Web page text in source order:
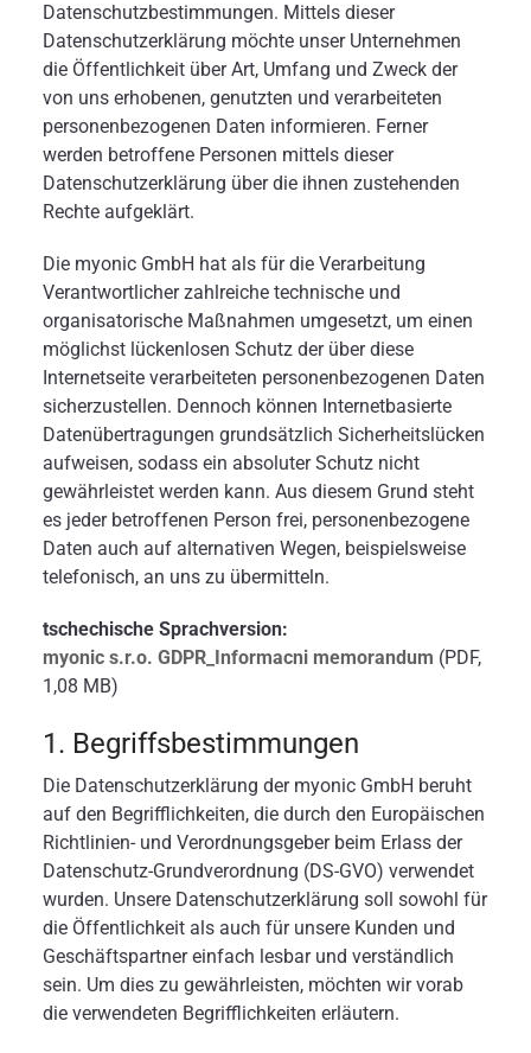
Datenschutzbestimmungen. Mittels dieser
Datenschutzerklärung möchte unser Unternehmen
die Öffentlichkeit über Art, Umfang und Zweck der
von uns erhobenen, genutzten und verarbeiteten
personenbezogenen Daten informieren. Ferner
werden betroffene Personen mittels dieser
Datenschutzerklärung über die ihnen zustehenden
Rechte aufgeklärt.
Die myonic GmbH hat als für die Verarbeitung
Verantwortlicher zahlreiche technische und
organisatorische Maßnahmen umgesetzt, um einen
möglichst lückenlosen Schutz der über diese
Internetseite verarbeiteten personenbezogenen Daten
sicherzustellen. Dennoch können Internetbasierte
Datenübertragungen grundsätzlich Sicherheitslücken
aufweisen, sodass ein absoluter Schutz nicht
gewährleistet werden kann. Aus diesem Grund steht
es jeder betroffenen Person frei, personenbezogene
Daten auch auf alternativen Wegen, beispielsweise
telefonisch, an uns zu übermitteln.
tschechische Sprachversion:
myonic s.r.o. GDPR_Informacni memorandum (PDF,
1,08 MB)
1. Begriffsbestimmungen
Die Datenschutzerklärung der myonic GmbH beruht
auf den Begrifflichkeiten, die durch den Europäischen
Richtlinien- und Verordnungsgeber beim Erlass der
Datenschutz-Grundverordnung (DS-GVO) verwendet
wurden. Unsere Datenschutzerklärung soll sowohl für
die Öffentlichkeit als auch für unsere Kunden und
Geschäftspartner einfach lesbar und verständlich
sein. Um dies zu gewährleisten, möchten wir vorab
die verwendeten Begrifflichkeiten erläutern.